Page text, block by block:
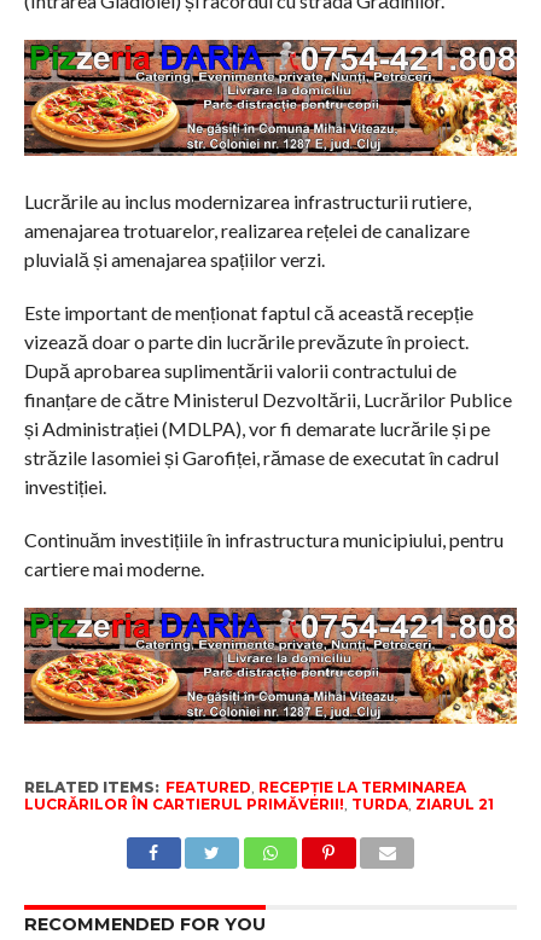
Lucrările au inclus modernizarea infrastructurii rutiere,
amenajarea trotuarelor, realizarea rețelei de canalizare
pluvială și amenajarea spațiilor verzi.
Este important de menționat faptul că această recepție
vizează doar o parte din lucrările prevăzute în proiect.
După aprobarea suplimentării valorii contractului de
finanțare de către Ministerul Dezvoltării, Lucrărilor Publice
și Administrației (MDLPA), vor fi demarate lucrările și pe
străzile Iasomiei și Garofiței, rămase de executat în cadrul
investiției.
Continuăm investițiile în infrastructura municipiului, pentru
cartiere mai moderne.
RELATED ITEMS: FEATURED RECEPȚIE LA TERMINAREA
LUCRĂRILOR ÎN CARTIERUL PRIMĂVERII! TURDA, ZIARUL 21
RECOMMENDED FOR YOU